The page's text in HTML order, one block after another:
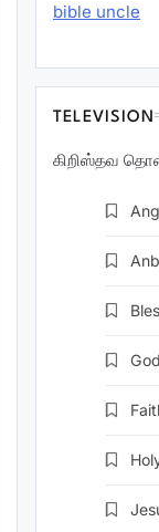
bible uncle
TELEVISION
கிறிஸ்தவ
God